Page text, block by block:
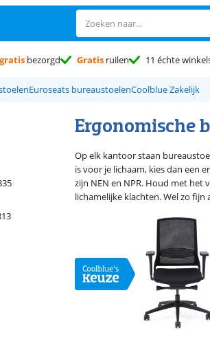
gratis bezorgd Gratis ruilen 11 échte
Euroseats bureaustoelenCoolblue Zakelijk
Ergonomische
Op elk kantoor staan
is voor je lichaam, kies dan een
zijn NEN en NPR. Houd met
lichamelijke klachten. Wel zo